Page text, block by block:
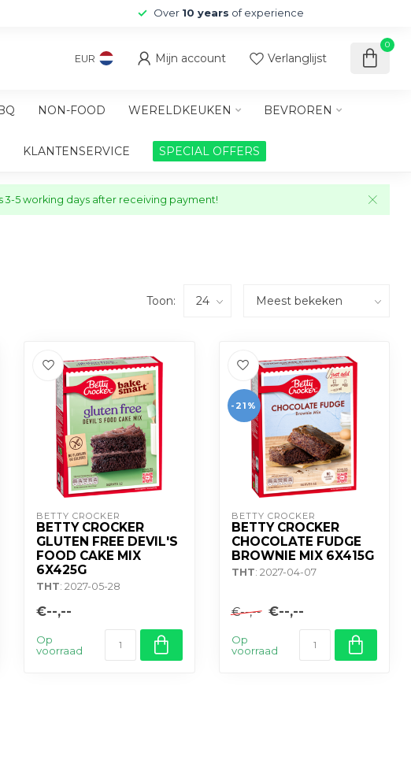
Over 10 years of experience
EUR Mijn account Verlanglijst
0
NON-FOOD WERELDKEUKEN BEVROREN
KLANTENSERVICE SPECIAL OFFERS
5 working days after receiving payment!
Toon:
BETTY CROCKER
BETTY CROCKER
GLUTEN FREE DEVIL'S
FOOD CAKE MIX
6X425G
THT: 2027-05-28
€--,--
Op
voorraad
-21%
BETTY CROCKER
BETTY CROCKER
CHOCOLATE FUDGE
BROWNIE MIX 6X415G
THT: 2027-04-07
€--,-- €--,--
Op
voorraad